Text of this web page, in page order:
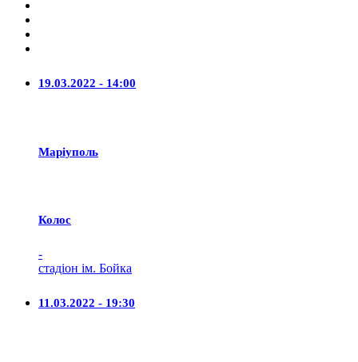
19.03.2022 - 14:00
Маріуполь
Колос
-
стадіон ім. Бойка
11.03.2022 - 19:30